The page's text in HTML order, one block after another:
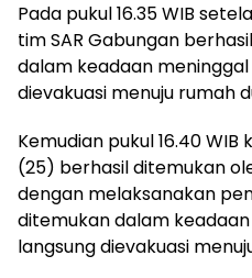
Pada pukul 16.35 WIB
tim SAR Gabungan
dalam keadaan
dievakuasi menuju rumah
Kemudian pukul 16.40
(25) berhasil ditemukan
dengan melaksanakan
ditemukan dalam
langsung dievakuasi